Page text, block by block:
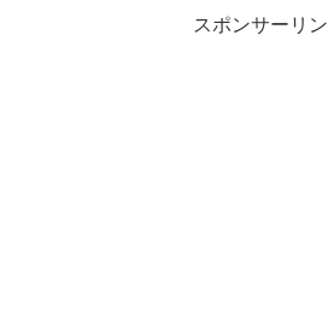
スポンサーリ